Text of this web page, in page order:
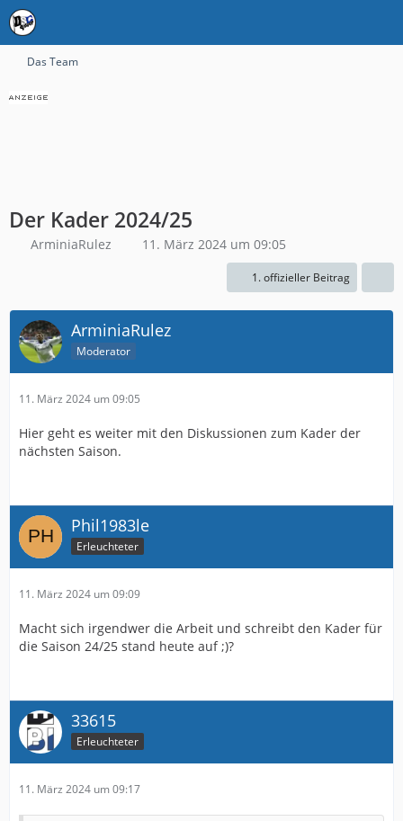
Das Team
Der Kader 2024/25
ArminiaRulez 11. März 2024 um 09:05
1. offizieller Beitrag
ArminiaRulez
Moderator
11. März 2024 um 09:05
Hier geht es weiter mit den Diskussionen zum Kader der
nächsten Saison.
Phil1983le
Erleuchteter
11. März 2024 um 09:09
Macht sich irgendwer die Arbeit und schreibt den Kader für
die Saison 24/25 stand heute auf ;)?
33615
Erleuchteter
11. März 2024 um 09:17